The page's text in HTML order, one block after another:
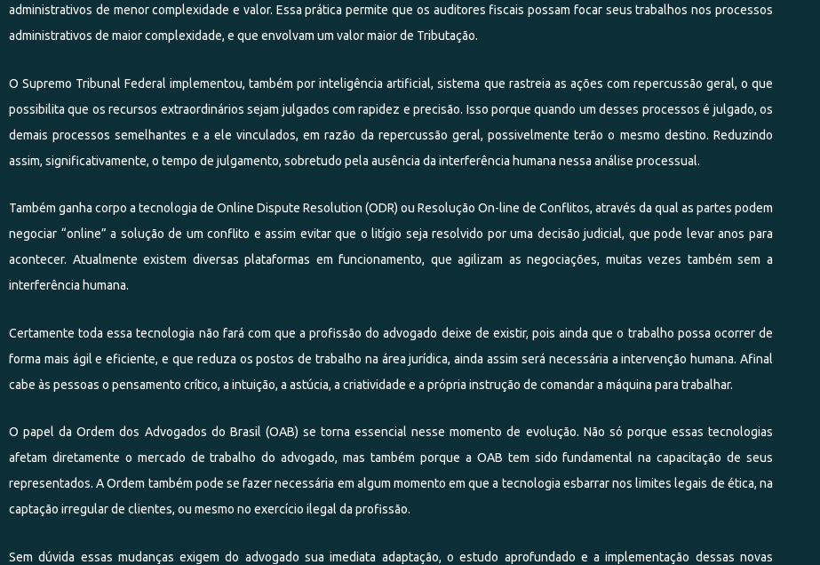
administrativos de menor complexidade e valor. Essa prática permite que os auditores fiscais possam focar seus trabalhos nos processos
administrativos de maior complexidade, e que envolvam um valor maior de Tributação.
O Supremo Tribunal Federal implementou, também por inteligência artificial, sistema que rastreia as ações com repercussão geral, o que
possibilita que os recursos extraordinários sejam julgados com rapidez e precisão. Isso porque quando um desses processos é julgado, os
demais processos semelhantes e a ele vinculados, em razão da repercussão geral, possivelmente terão o mesmo destino. Reduzindo
assim, significativamente, o tempo de julgamento, sobretudo pela ausência da interferência humana nessa análise processual.
Também ganha corpo a tecnologia de Online Dispute Resolution (ODR) ou Resolução On-line de Conflitos, através da qual as partes podem
negociar “online” a solução de um conflito e assim evitar que o litígio seja resolvido por uma decisão judicial, que pode levar anos para
acontecer. Atualmente existem diversas plataformas em funcionamento, que agilizam as negociações, muitas vezes também sem a
interferência humana.
Certamente toda essa tecnologia não fará com que a profissão do advogado deixe de existir, pois ainda que o trabalho possa ocorrer de
forma mais ágil e eficiente, e que reduza os postos de trabalho na área jurídica, ainda assim será necessária a intervenção humana. Afinal
cabe às pessoas o pensamento crítico, a intuição, a astúcia, a criatividade e a própria instrução de comandar a máquina para trabalhar.
O papel da Ordem dos Advogados do Brasil (OAB) se torna essencial nesse momento de evolução. Não só porque essas tecnologias
afetam diretamente o mercado de trabalho do advogado, mas também porque a OAB tem sido fundamental na capacitação de seus
representados. A Ordem também pode se fazer necessária em algum momento em que a tecnologia esbarrar nos limites legais de ética, na
captação irregular de clientes, ou mesmo no exercício ilegal da profissão.
Sem dúvida essas mudanças exigem do advogado sua imediata adaptação, o estudo aprofundado e a implementação dessas novas